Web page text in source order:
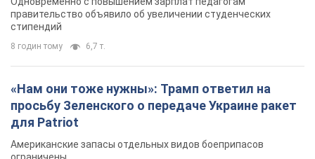
правительство объявило об увеличении студенческих
стипендий
8 годин тому 6,7 т.
«Нам они тоже нужны»: Трамп ответил на
просьбу Зеленского о передаче Украине ракет
для Patriot
Американские запасы отдельных видов боеприпасов